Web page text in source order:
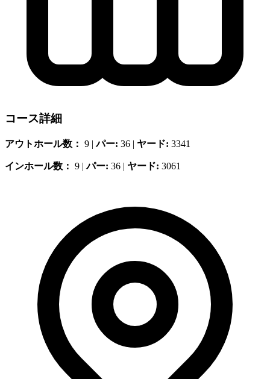
コース詳細
アウトホール数： 9 |パー: 36 | ヤード: 3341
インホール数： 9 |パー: 36 | ヤード: 3061